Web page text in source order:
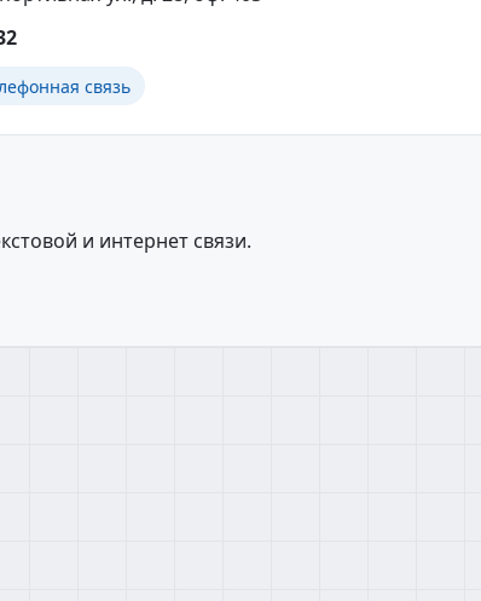
связь
и интернет связи.